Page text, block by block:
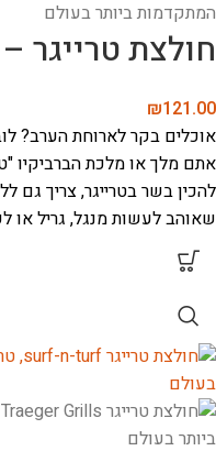
חולצת טרייגר
₪121.00
אוכלים בקר לארוחת הערב?
אתם מלך או מלכת הברביקיו
להכין בשר בטרייגר, צריך גם
שאוהב לעשות מנגל, גריל או